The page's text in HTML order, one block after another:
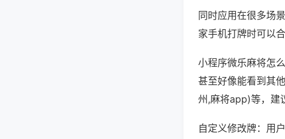
同时应用在很多场
家手机打牌时可以
小程序微乐麻将怎
甚至好像能看到其
州,麻将app)等，建
自定义修改牌：用